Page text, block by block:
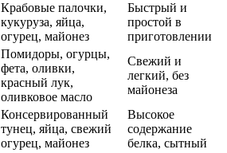
Крабовые палочки,
кукуруза, яйца,
огурец, майонез
Быстрый и
простой в
приготовлении
Помидоры, огурцы,
фета, оливки,
красный лук,
оливковое масло
Свежий и
легкий, без
майонеза
Консервированный
тунец, яйца, свежий
огурец, майонез
Высокое
содержание
белка, сытный